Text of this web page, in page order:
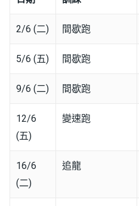
2/6 (二) 間歇跑
5/6 (五) 間歇跑
9/6 (二) 間歇跑
12/6
(五)
變速跑
16/6
(二)
追龍